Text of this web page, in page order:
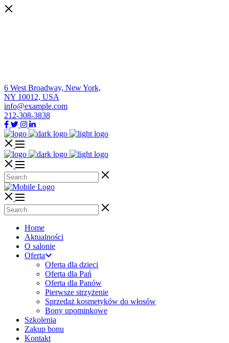
6 West Broadway, New York,
NY 10012, USA
info@example.com
212-308-3838
Home
Aktualności
O salonie
Oferta
Oferta dla dzieci
Oferta dla Pań
Oferta dla Panów
Pierwsze strzyżenie
Sprzedaż kosmetyków do włosów
Bony upominkowe
Szkolenia
Zakup bonu
Kontakt